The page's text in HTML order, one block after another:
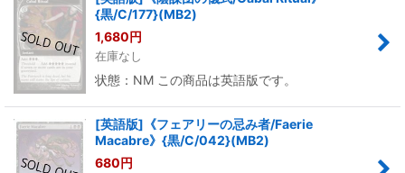
{黒/C/177}(MB2)
1,680円
在庫なし
状態：NM この商品は英語版です。
[英語版]《フェアリーの忌み者/Faerie
Macabre》{黒/C/042}(MB2)
680円